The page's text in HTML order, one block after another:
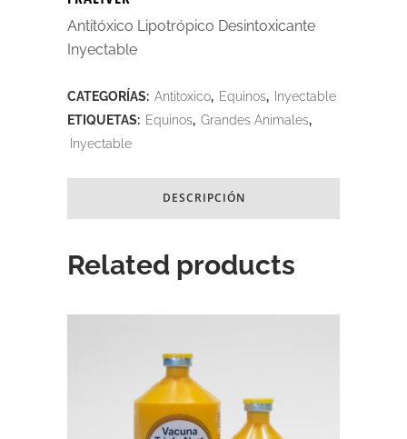
Antitóxico Lipotrópico Desintoxicante
Inyectable
CATEGORÍAS: Antitoxico, Equinos,
Inyectable
ETIQUETAS: Equinos, Grandes Animales,
Inyectable
DESCRIPCIÓN
Related products